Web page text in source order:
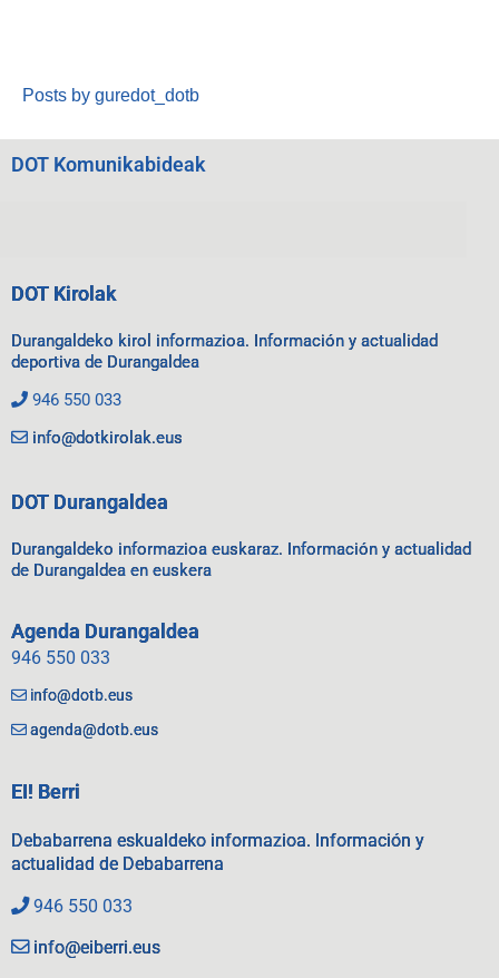
Posts by guredot_dotb
DOT Komunikabideak
DOT Kirolak
Durangaldeko kirol informazioa. Información y actualidad
deportiva de Durangaldea
946 550 033
info@dotkirolak.eus
DOT Durangaldea
Durangaldeko informazioa euskaraz. Información y actualidad
de Durangaldea en euskera
Agenda Durangaldea
946 550 033
info@dotb.eus
agenda@dotb.eus
EI! Berri
Debabarrena eskualdeko informazioa. Información y
actualidad de Debabarrena
946 550 033
info@eiberri.eus